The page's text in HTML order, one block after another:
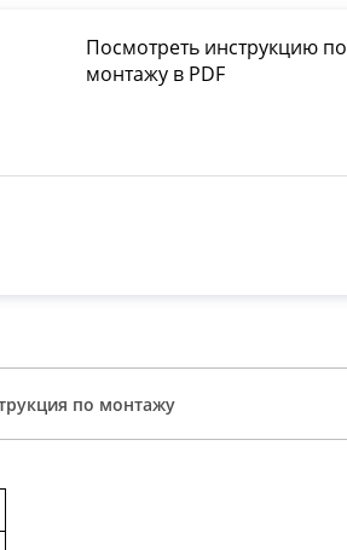
Посмотреть инструкцию по
монтажу в PDF
по монтажу